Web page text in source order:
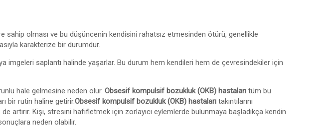
sahip olması ve bu düşüncenin kendisini rahatsız etmesinden ötürü, genellikle
karakterize bir durumdur.
saplantı halinde yaşarlar. Bu durum hem kendileri hem de çevresindekiler için
hale gelmesine neden olur.Obsesif kompulsif bozukluk (OKB) hastalarıtüm bu
bir rutin haline getirir.Obsesif kompulsif bozukluk (OKB) hastaları takıntılarını
Kişi, stresini hafifletmek için zorlayıcı eylemlerde bulunmaya başladıkça kendin
neden olabilir.